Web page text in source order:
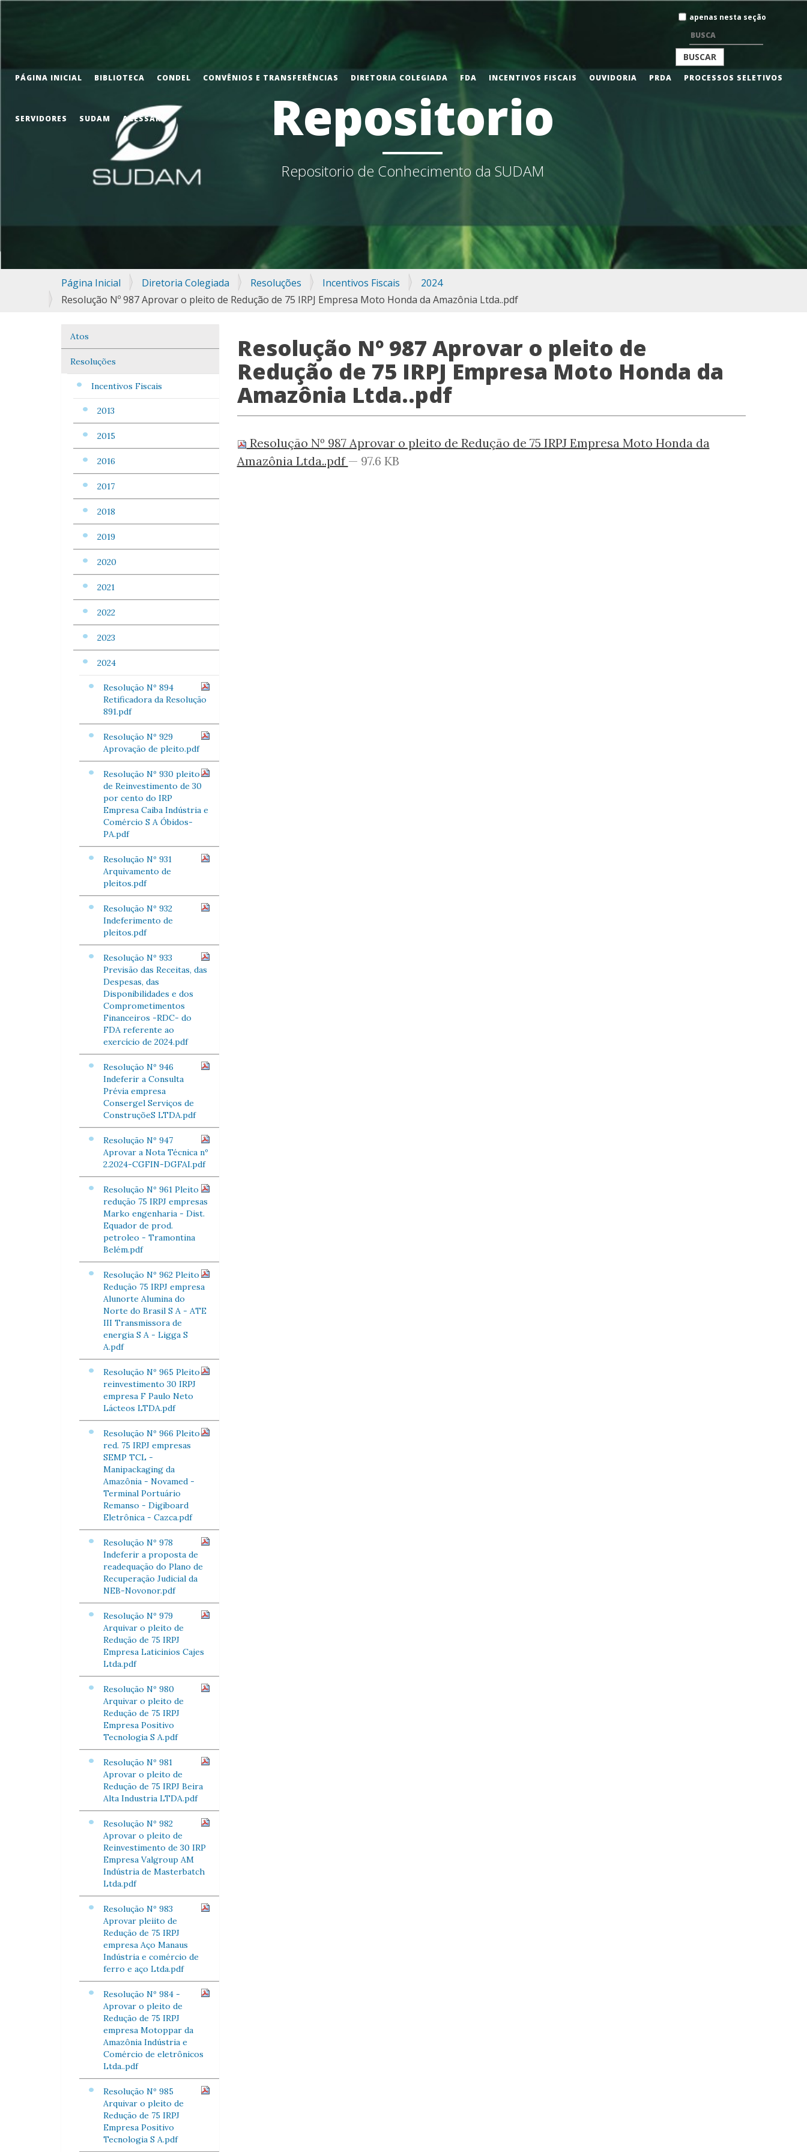
Repositorio
Repositorio de Conhecimento da SUDAM
Busca
apenas nesta seção
BUSCA
PÁGINA INICIAL BIBLIOTECA CONDEL CONVÊNIOS E TRANSFERÊNCIAS DIRETORIA COLEGIADA FDA INCENTIVOS FISCAIS OUVIDORIA PRDA PROCESSOS SELETIVOS
SERVIDORES SUDAM ACESSAR
Você
está
aqui:
Página Inicial Diretoria Colegiada Resoluções Incentivos Fiscais
2024
Resolução Nº 987 Aprovar o pleito de Redução de 75 IRPJ Empresa Moto Honda da Amazônia Ltda..pdf
Navegação
Atos
Resoluções
Incentivos Fiscais
2013
2015
2016
2017
2018
2019
2020
2021
2022
2023
2024
Resolução Nº 894
Retificadora da Resolução
891.pdf
Resolução Nº 929
Aprovação de pleito.pdf
Resolução Nº 930 pleito
de Reinvestimento de 30
por cento do IRP
Empresa Caiba Indústria e
Comércio S A Óbidos-
PA.pdf
Resolução Nº 931
Arquivamento de
pleitos.pdf
Resolução Nº 932
Indeferimento de
pleitos.pdf
Resolução Nº 933
Previsão das Receitas, das
Despesas, das
Disponibilidades e dos
Comprometimentos
Financeiros -RDC- do
FDA referente ao
exercício de 2024.pdf
Resolução Nº 946
Indeferir a Consulta
Prévia empresa
Consergel Serviços de
ConstruçõeS LTDA.pdf
Resolução Nº 947
Aprovar a Nota Técnica nº
2.2024-CGFIN-DGFAI.pdf
Resolução Nº 961 Pleito
redução 75 IRPJ empresas
Marko engenharia - Dist.
Equador de prod.
petroleo - Tramontina
Belém.pdf
Resolução Nº 962 Pleito
Redução 75 IRPJ empresa
Alunorte Alumina do
Norte do Brasil S A - ATE
III Transmissora de
energia S A - Ligga S
A.pdf
Resolução Nº 965 Pleito
reinvestimento 30 IRPJ
empresa F Paulo Neto
Lácteos LTDA.pdf
Resolução Nº 966 Pleito
red. 75 IRPJ empresas
SEMP TCL -
Manipackaging da
Amazônia - Novamed -
Terminal Portuário
Remanso - Digiboard
Eletrônica - Cazca.pdf
Resolução Nº 978
Indeferir a proposta de
readequação do Plano de
Recuperação Judicial da
NEB-Novonor.pdf
Resolução Nº 979
Arquivar o pleito de
Redução de 75 IRPJ
Empresa Laticinios Cajes
Ltda.pdf
Resolução Nº 980
Arquivar o pleito de
Redução de 75 IRPJ
Empresa Positivo
Tecnologia S A.pdf
Resolução Nº 981
Aprovar o pleito de
Redução de 75 IRPJ Beira
Alta Industria LTDA.pdf
Resolução Nº 982
Aprovar o pleito de
Reinvestimento de 30 IRP
Empresa Valgroup AM
Indústria de Masterbatch
Ltda.pdf
Resolução Nº 983
Aprovar pleiito de
Redução de 75 IRPJ
empresa Aço Manaus
Indústria e comércio de
ferro e aço Ltda.pdf
Resolução Nº 984 -
Aprovar o pleito de
Redução de 75 IRPJ
empresa Motoppar da
Amazônia Indústria e
Comércio de eletrônicos
Ltda..pdf
Resolução Nº 985
Arquivar o pleito de
Redução de 75 IRPJ
Empresa Positivo
Tecnologia S A.pdf
Resolução Nº 987 Aprovar o pleito de
Redução de 75 IRPJ Empresa Moto Honda da
Amazônia Ltda..pdf
Resolução Nº 987 Aprovar o pleito de Redução de 75 IRPJ Empresa Moto Honda da
Amazônia Ltda..pdf — 97.6 KB